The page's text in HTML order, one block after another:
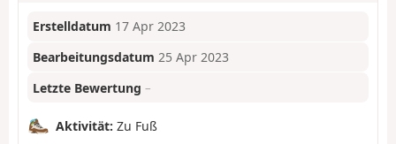
Erstelldatum 17 Apr 2023
Bearbeitungsdatum 25 Apr 2023
Letzte Bewertung –
Aktivität: Zu Fuß